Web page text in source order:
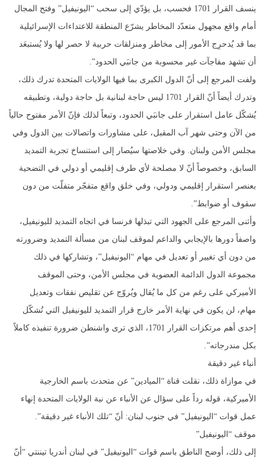
ينسف القرار 1701 فحسب، بل يؤدّي إلى سحب “اليونيفيل” وفتح المجال
أمام واقع مجهول متعدّد المخاطر يشرّع المنطقة للاعتداءات الإسرائيلية
بما قد يُدحرِج الأمور إلى مخاطر ومنزلقات حربية لا حصر لها ولا يُستبعَد
أن تشهد مفاجآت غير محسوبة من جانبَي الحدود”.
ولفت المرجع إلى أنّ الدول الكبرى بما فيها الولايات المتحدة تدرك ذلك،
وتدرك أيضاً أنّ القرار 1701 ليس حاجة لبنانية بل حاجة دولية، وتطبيقه
يُشكّل عامل استقرار على جانبَي الحدود، وتبعاً لذلك فإنّ الأمر مفتوح حالياً
من الآن وحتى شهر آب المقبل، على مشاورات واتصالات بين الدول وفي
مجلس الأمن ولبنان. وفي خلاصتها سيُصار إلى استنساخ تجربة التمديد
السابق، وخصوصاً أنّ لا مصلحة لأي طرف إقليمي أو دولي في التضحية
بعنصر استقرار إقليمي ودولي، وفي خلق واقع متفجّر متفلّت من دون
سقوف أو ضوابط”.
وأثنى المرجع على الجهود التي تبذلها فرنسا في اتجاه التمديد لليونيفيل،
واصفاً دورها بالإيجابي والداعم لموقف لبنان من مسألة التمديد وضرورته
من دون أي تغيير أو تعديل في مهام “اليونيفيل”، وتشاركها في ذلك
مجموعة الدول الدائمة العضوية في مجلس الأمن، وحتى الموقف
الأميركي على رغم من كل ما يُقال ويُروّج عن تقليص نفقات وتعديل
مهام، لن يكون في نهاية الأمر خارج قرار التمديد لليونيفيل التي تُشكّل
إحدى أهم مرتكزات القرار 1701، الذي ترى واشنطن ضرورة تنفيذه كاملاً
بكل مندرجاته”.
أنباء غير دقيقة
في موازاة ذلك، نقلت قناة “الميادين” عن متحدث باسم الخارجية
الأميركية، قوله رداً على سؤال عن الأنباء عن نية الولايات المتحدة إنهاء
عمل قوات “اليونيفيل” في جنوب لبنان: أنّ “تلك الأنباء غير دقيقة”.
موقف “اليونيفيل”
إلى ذلك، أوضح الناطق باسم قوات “اليونيفيل” في لبنان أندريا تيننتي “أنّ